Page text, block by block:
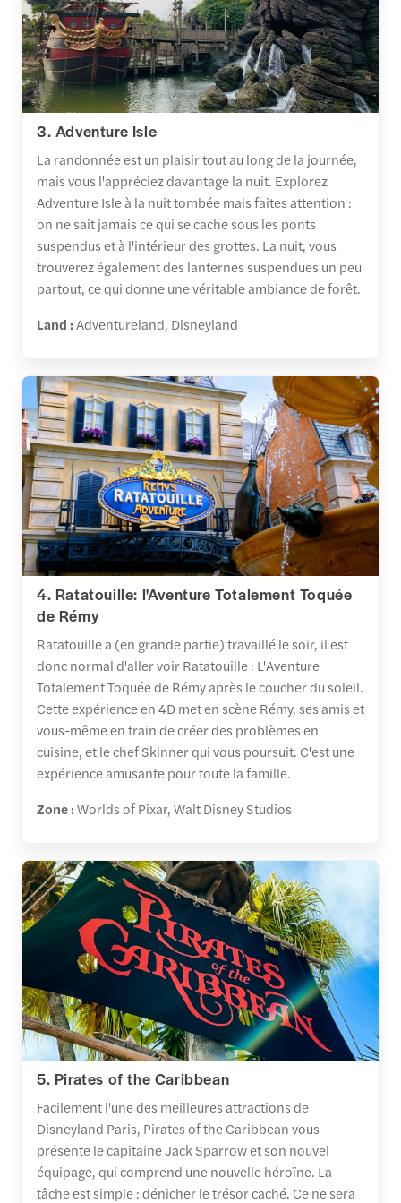
3. Adventure Isle
La randonnée est un plaisir tout au long de la journée,
mais vous l'appréciez davantage la nuit. Explorez
Adventure Isle à la nuit tombée mais faites attention :
on ne sait jamais ce qui se cache sous les ponts
suspendus et à l'intérieur des grottes. La nuit, vous
trouverez également des lanternes suspendues un peu
partout, ce qui donne une véritable ambiance de forêt.
Land :Adventureland, Disneyland
4. Ratatouille: l'Aventure Totalement Toquée
de Rémy
Ratatouille a (en grande partie) travaillé le soir, il est
donc normal d'aller voir Ratatouille : L'Aventure
Totalement Toquée de Rémy après le coucher du soleil.
Cette expérience en 4D met en scène Rémy, ses amis et
vous-même en train de créer des problèmes en
cuisine, et le chef Skinner qui vous poursuit. C'est une
expérience amusante pour toute la famille.
Zone :Worlds of Pixar, Walt Disney Studios
5. Pirates of the Caribbean
Facilement l'une des meilleures attractions de
Disneyland Paris, Pirates of the Caribbean vous
présente le capitaine Jack Sparrow et son nouvel
équipage, qui comprend une nouvelle héroïne. La
tâche est simple : dénicher le trésor caché. Ce ne sera